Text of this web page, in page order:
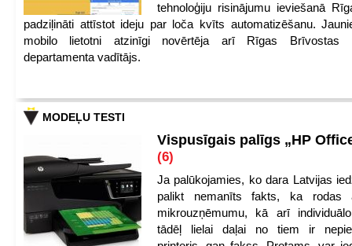
tehnoloģiju risinājumu ieviešanā
padziļināti attīstot ideju par loča kvīts automatizēšanu.
mobilo lietotni atzinīgi novērtēja arī Rīgas Brīvostas
departamenta vadītājs.
MODEĻU TESTI
Vispusīgais palīgs „HP
(6)
Ja palūkojamies, ko dara Latvijas
palikt nemanīts fakts, ka rodas
mikrouzņēmumu, kā arī
tādēļ lielai daļai no tiem ir